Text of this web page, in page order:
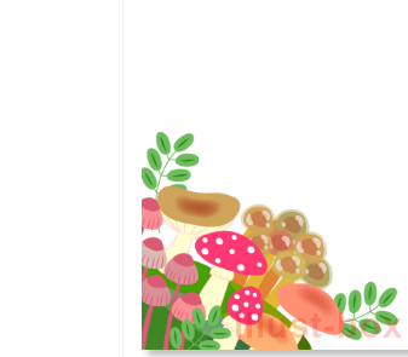
illust-box